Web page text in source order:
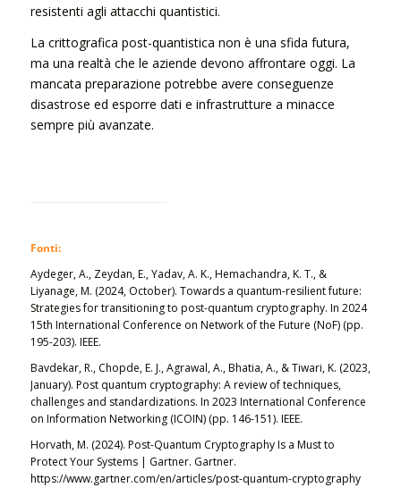
resistenti agli attacchi quantistici.
La crittografica post-quantistica non è una sfida futura,
ma una realtà che le aziende devono affrontare oggi. La
mancata preparazione potrebbe avere conseguenze
disastrose ed esporre dati e infrastrutture a minacce
sempre più avanzate.
Fonti:
Aydeger, A., Zeydan, E., Yadav, A. K., Hemachandra, K. T., &
Liyanage, M. (2024, October). Towards a quantum-resilient future:
Strategies for transitioning to post-quantum cryptography. In 2024
15th International Conference on Network of the Future (NoF)(pp.
195-203). IEEE.
Bavdekar, R., Chopde, E. J., Agrawal, A., Bhatia, A., & Tiwari, K. (2023,
January). Post quantum cryptography: A review of techniques,
challenges and standardizations. In 2023 International Conference
on Information Networking (ICOIN)(pp. 146-151). IEEE.
Horvath, M. (2024). Post-Quantum Cryptography Is a Must to
Protect Your Systems | Gartner. Gartner.
https://www.gartner.com/en/articles/post-quantum-cryptography